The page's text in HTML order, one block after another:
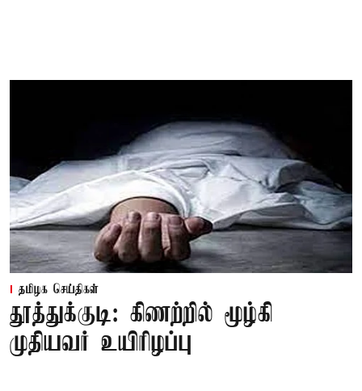
தமிழக செய்திகள்
தூத்துக்குடி: கிணற்றில் மூழ்கி
முதியவர் உயிரிழப்பு